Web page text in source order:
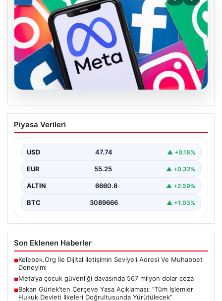
07.08.2026
Meta’ya çocuk güvenliği davasında 567
milyon dolar ceza
Piyasa Verileri
USD 47.74 ▲ +0.18%
EUR 55.25 ▲ +0.32%
ALTIN 6660.6 ▲ +2.59%
BTC 3089666 ▲ +1.03%
Son Eklenen Haberler
■Kelebek.Org İle Dijital İletişimin Seviyeli Adresi Ve Muhabbet
Deneyimi
■Meta’ya çocuk güvenliği davasında 567 milyon dolar ceza
■Bakan Gürlek’ten Çerçeve Yasa Açıklaması: “Tüm İşlemler
Hukuk Devleti İlkeleri Doğrultusunda Yürütülecek”